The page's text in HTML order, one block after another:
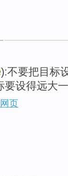
):不要把目标
要设得远大
页